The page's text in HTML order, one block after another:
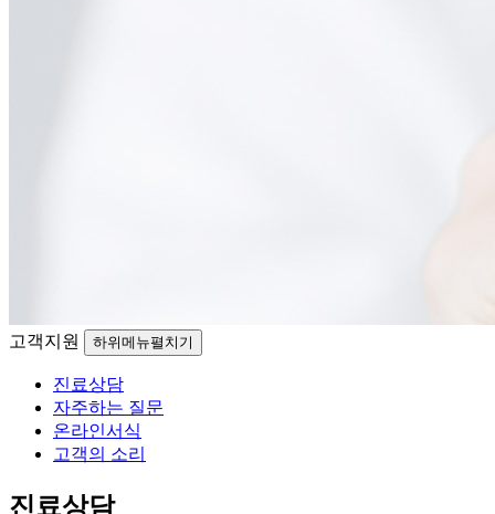
고객지원 하위메뉴펼치기
진료상담
자주하는 질문
온라인서식
고객의 소리
진료상담